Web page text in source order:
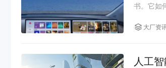
书。它如
大厂资
人工